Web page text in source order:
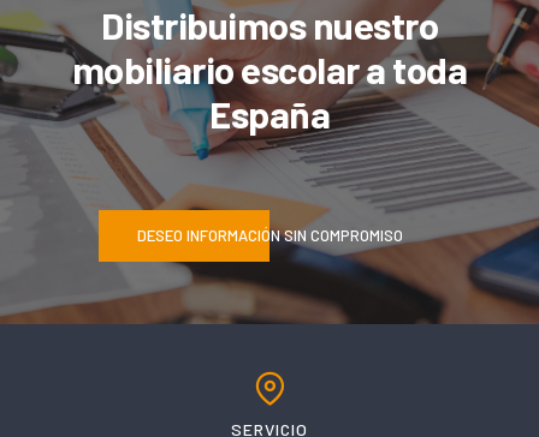
Distribuimos nuestro
mobiliario escolar a toda
España
DESEO INFORMACIÓN SIN COMPROMISO
SERVICIO